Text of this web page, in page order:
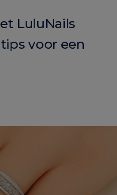
LuluNails
voor een